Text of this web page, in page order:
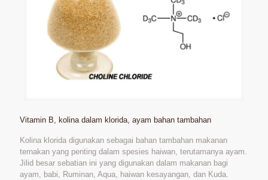
Vitamin B, kolina dalam klorida, ayam bahan tambahan
Kolina klorida digunakan sebagai bahan tambahan makanan
ternakan yang penting dalam spesies haiwan, terutamanya ayam.
Jilid besar sebatian ini yang digunakan dalam makanan bagi
ayam, babi, Ruminan, Aqua, haiwan kesayangan, dan Kuda.